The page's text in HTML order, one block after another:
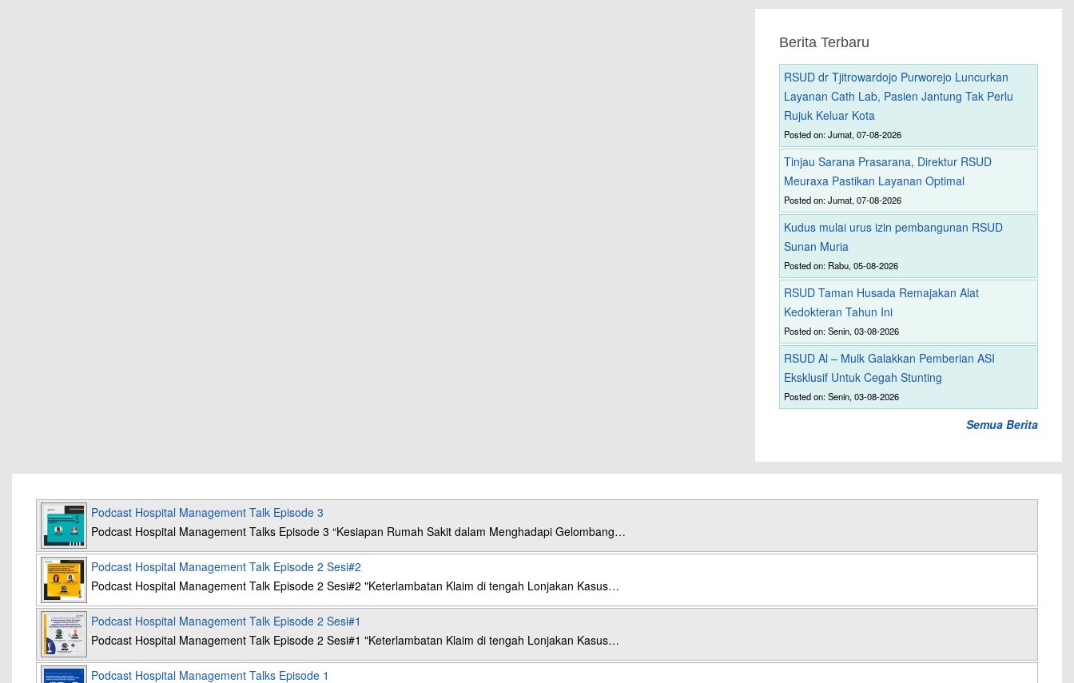
Berita Terbaru
RSUD dr Tjitrowardojo Purworejo Luncurkan
Layanan Cath Lab, Pasien Jantung Tak Perlu
Rujuk Keluar Kota
Posted on: Jumat, 07-08-2026
Tinjau Sarana Prasarana, Direktur RSUD
Meuraxa Pastikan Layanan Optimal
Posted on: Jumat, 07-08-2026
Kudus mulai urus izin pembangunan RSUD
Sunan Muria
Posted on: Rabu, 05-08-2026
RSUD Taman Husada Remajakan Alat
Kedokteran Tahun Ini
Posted on: Senin, 03-08-2026
RSUD Al – Mulk Galakkan Pemberian ASI
Eksklusif Untuk Cegah Stunting
Posted on: Senin, 03-08-2026
Semua Berita
Podcast Hospital Management Talk Episode 3
Podcast Hospital Management Talks Episode 3 “Kesiapan Rumah Sakit dalam Menghadapi Gelombang…
Podcast Hospital Management Talk Episode 2 Sesi#2
Podcast Hospital Management Talk Episode 2 Sesi#2 "Keterlambatan Klaim di tengah Lonjakan Kasus…
Podcast Hospital Management Talk Episode 2 Sesi#1
Podcast Hospital Management Talk Episode 2 Sesi#1 "Keterlambatan Klaim di tengah Lonjakan Kasus…
Podcast Hospital Management Talks Episode 1